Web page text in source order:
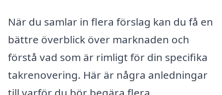
När du samlar in flera förslag kan du få en
bättre överblick över marknaden och
förstå vad som är rimligt för din specifika
takrenovering. Här är några anledningar